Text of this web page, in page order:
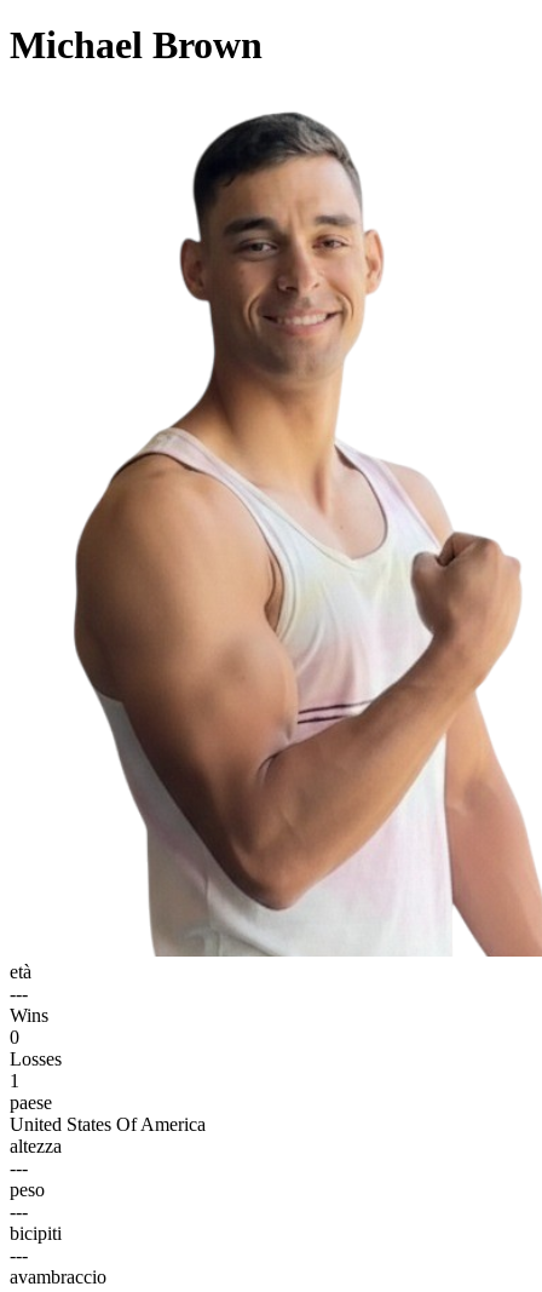
Michael Brown
età
---
Wins
0
Losses
1
paese
United States Of America
altezza
---
peso
---
bicipiti
---
avambraccio